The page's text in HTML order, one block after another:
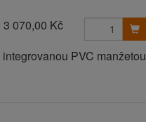
3 070,00 Kč
PVC manžetou